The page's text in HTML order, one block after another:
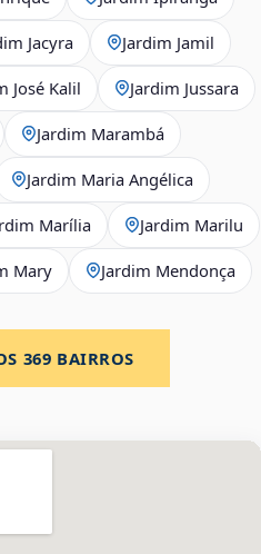
Jacyra Jardim Jamil
José Kalil Jardim Jussara
Jardim Marambá
Jardim Maria Angélica
Marília Jardim Marilu
Mary Jardim Mendonça
369 BAIRROS